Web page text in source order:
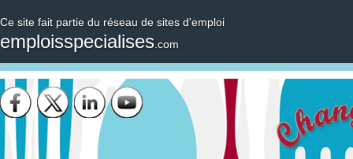
Ce site fait partie du réseau de sites d'emploi
emploisspecialises .com